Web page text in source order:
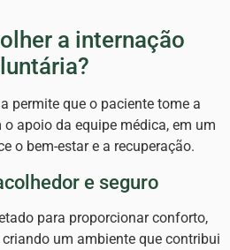
a internação
permite que o paciente tome a
apoio da equipe médica, em um
o bem-estar e a recuperação.
e seguro
para proporcionar conforto,
um ambiente que contribui